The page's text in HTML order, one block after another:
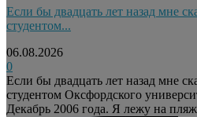
Если бы двадцать лет назад мне
студентом...
06.08.2026
0
Если бы двадцать лет назад мне
студентом Оксфордского
Декабрь 2006 года. Я лежу на